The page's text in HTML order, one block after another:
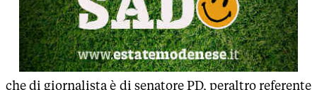
che di giornalista è di senatore PD, peraltro referente